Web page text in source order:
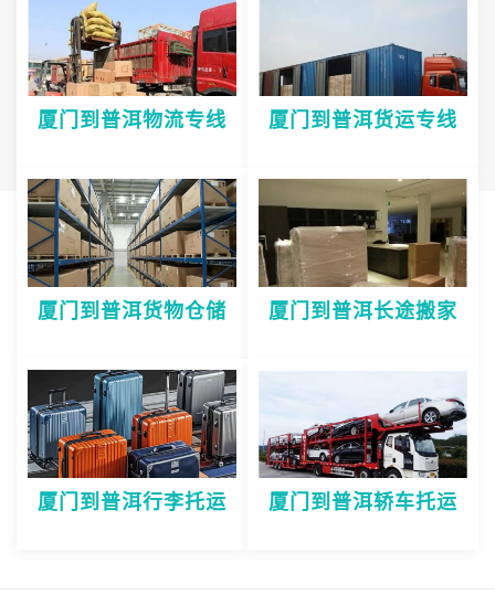
厦门到普洱物流专线 厦门到普洱货运专线
厦门到普洱货物仓储 厦门到普洱长途搬家
厦门到普洱行李托运 厦门到普洱轿车托运